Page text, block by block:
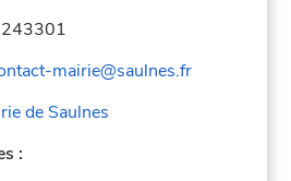
mairie@saulnes.fr
de Saulnes
: